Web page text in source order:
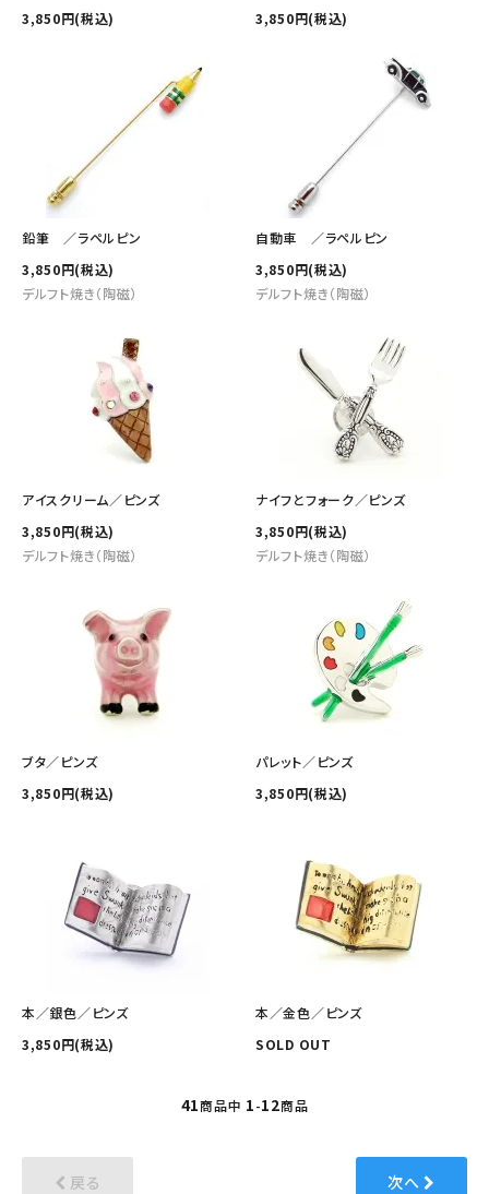
3,850円(税込)
3,850円(税込)
鉛筆 ／ラペルピン
3,850円(税込)
デルフト焼き（陶磁）
自動車 ／ラペルピン
3,850円(税込)
デルフト焼き（陶磁）
アイスクリーム／ピンズ
3,850円(税込)
デルフト焼き（陶磁）
ナイフとフォーク／ピンズ
3,850円(税込)
デルフト焼き（陶磁）
ブタ／ピンズ
3,850円(税込)
パレット／ピンズ
3,850円(税込)
本／銀色／ピンズ
3,850円(税込)
本／金色／ピンズ
SOLD OUT
41商品中 1-12商品
戻る 次へ